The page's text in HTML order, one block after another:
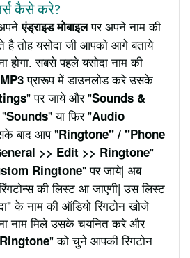
कैसे करे?
एंड्राइड मोबाइलपर अपने नाम की
है तोह यसोदा जी आपको आगे बताये
होगा. सबसे पहले यसोदा नाम की
MP3प्रारूप में डाउनलोड करे उसके
" पर जाये और "Sounds &
Sounds" या फिर "Audio
बाद आप "Ringtone" / "Phone
>> Edit >> Ringtone"
Ringtone" पर जाये| अब
की लिस्ट आ जाएगी| उस लिस्ट
के नाम की ऑडियो रिंगटोन खोजे
नाम मिले उसके चयनित करे और
" को चुने आपकी रिंगटोन